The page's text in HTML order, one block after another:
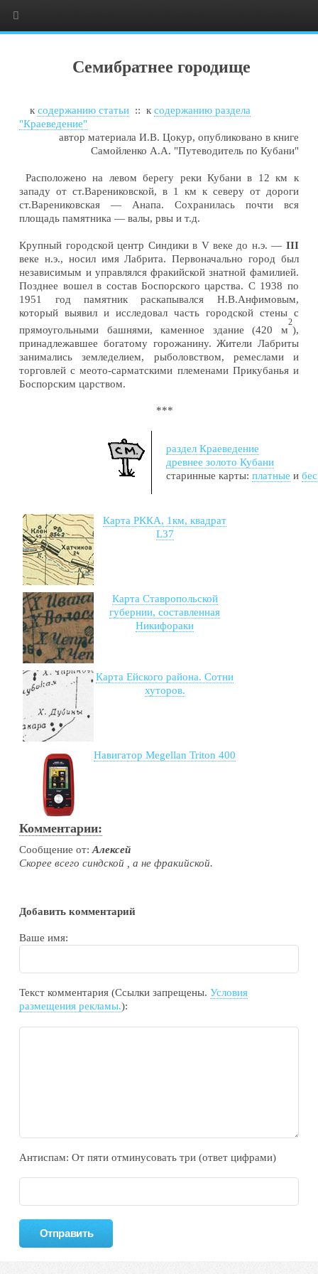
Семибратнее городище
ксодержанию статьи :: ксодержанию раздела
"Краеведение"
автор материала И.В. Цокур, опубликовано в книге
Самойленко А.А. "Путеводитель по Кубани"
Расположено на левом берегу реки Кубани в 12км к
западу от ст.Варениковской, в 1 км к северу от дороги
ст.Варениковская — Анапа. Сохранилась почти вся
площадь памятника — валы, рвы и т.д.
Крупный городской центр Синдики в V веке до н.э. — III
веке н.э., носил имя Лабрита. Первоначально город был
независимым и управлялся фракийской знатной фамилией.
Позднее вошел в состав Боспорского царства. С 1938 по
1951 год памятник раскапывался Н.В.Анфимовым,
который выявил и исследовал часть городской стены с
прямоугольными башнями, каменное здание (420 м
2
),
принадлежавшее богатому горожанину. Жители Лабриты
занимались земледелием, рыболовством, ремеслами и
торговлей с меото-сарматскими племенами Прикубанья и
Боспорским царством.
***
раздел Краеведение
древнее золото Кубани
старинные карты:платные и
Карта РККА, 1км, квадрат
L37
Карта Ставропольской
губернии, составленная
Никифораки
Карта Ейского района. Сотни
хуторов.
Навигатор Megellan Triton 400
Комментарии:
Сообщение от:Алексей
Скорее всего синдской , а не фракийской.
Добавить комментарий
Ваше имя:
Текст комментария (Ссылки запрещены.Условия
размещения рекламы.):
Антиспам: От пяти отминycовать тpи (ответ цифрами)